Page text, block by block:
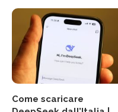
Come scaricare